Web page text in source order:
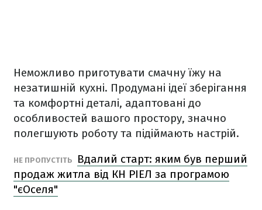
Неможливо приготувати смачну їжу на
незатишній кухні. Продумані ідеї зберігання
та комфортні деталі, адаптовані до
особливостей вашого простору, значно
полегшують роботу та підіймають настрій.
НЕ ПРОПУСТІТЬ
Вдалий старт: яким був перший
продаж житла від КН РІЕЛ за програмою
"єОселя"